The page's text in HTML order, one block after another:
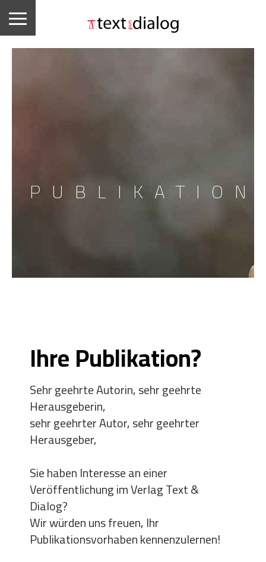
Ihre Publikation?
Sehr geehrte Autorin, sehr geehrte
Herausgeberin,
sehr geehrter Autor, sehr geehrter
Herausgeber,
Sie haben Interesse an einer
Veröffentlichung im Verlag Text &
Dialog?
Wir würden uns freuen, Ihr
Publikationsvorhaben kennenzulernen!